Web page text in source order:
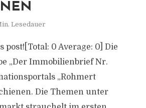
Lesedauer
post![Total: 0 Average: 0] Die
„Der Immobilienbrief Nr.
„Rohmert
Die Themen unter